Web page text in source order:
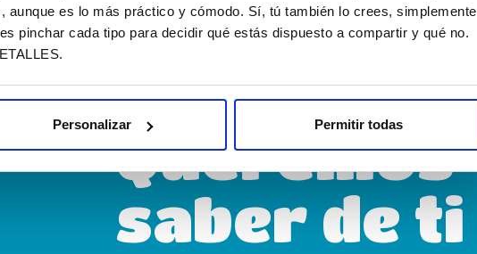
aunque es lo más práctico y cómodo. Sí, tú también lo crees, simplemente
pinchar cada tipo para decidir qué estás dispuesto a compartir y qué no.
Personalizar Permitir todas
Queremos
saber de ti